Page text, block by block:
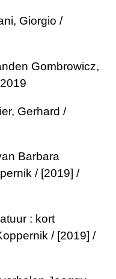
Giorgio /
Gombrowicz,
Gerhard /
Barbara
/ [2019] /
: kort
/ [2019] /